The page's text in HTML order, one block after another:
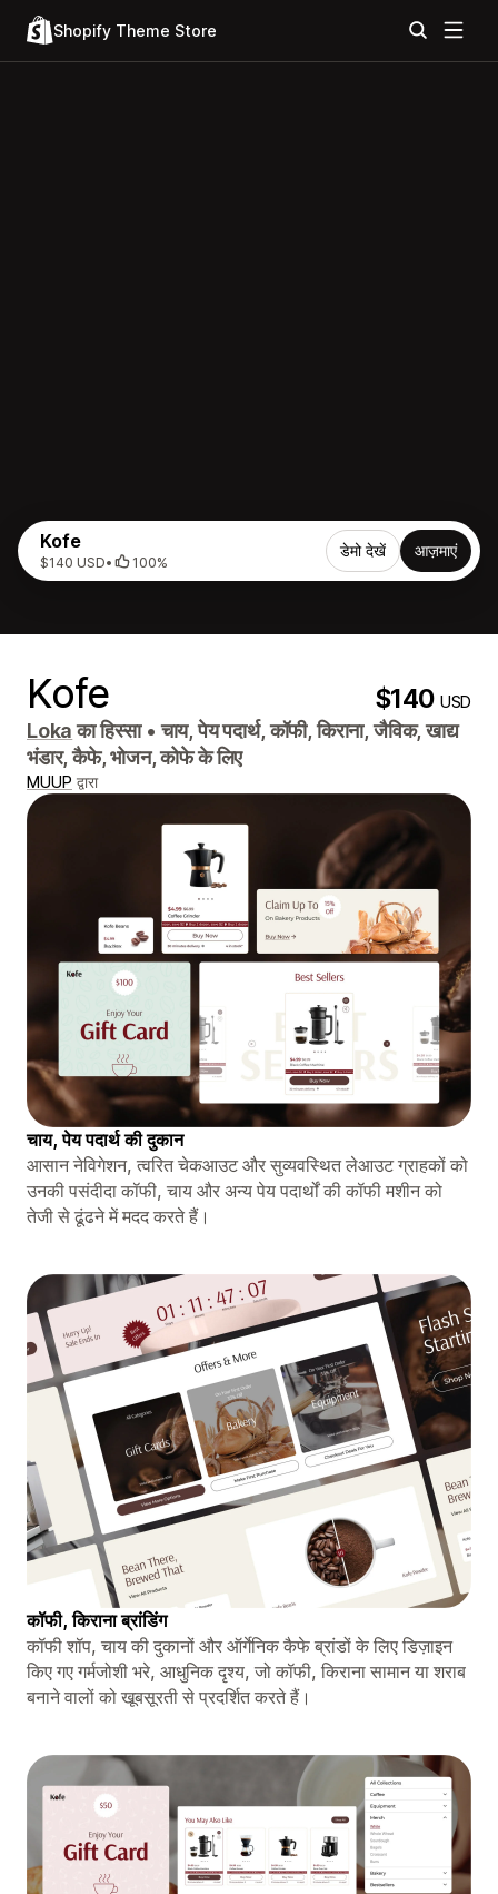
Shopify Theme Store
Kofe
$140 USD• 100%
डेमो देखें आज़माएं
Kofe $140USD
Lokaका हिस्सा • चाय, पेय पदार्थ, कॉफी, किराना, जैविक, खाद्य
भंडार, कैफे, भोजन, कोफे के लिए
MUUP द्वारा
चाय, पेय पदार्थ की दुकान
आसान नेविगेशन, त्वरित चेकआउट और सुव्यवस्थित लेआउट ग्राहकों को
उनकी पसंदीदा कॉफी, चाय और अन्य पेय पदार्थों की कॉफी मशीन को
तेजी से ढूंढने में मदद करते हैं।
कॉफी, किराना ब्रांडिंग
कॉफी शॉप, चाय की दुकानों और ऑर्गेनिक कैफे ब्रांडों के लिए डिज़ाइन
किए गए गर्मजोशी भरे, आधुनिक दृश्य, जो कॉफी, किराना सामान या शराब
बनाने वालों को खूबसूरती से प्रदर्शित करते हैं।